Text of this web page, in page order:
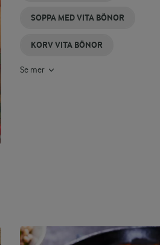
SOPPA MED VITA BÖNOR
KORV VITA BÖNOR
Se mer